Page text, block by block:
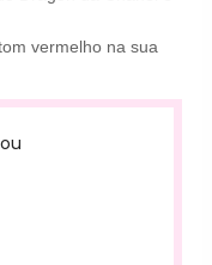
vermelho na sua